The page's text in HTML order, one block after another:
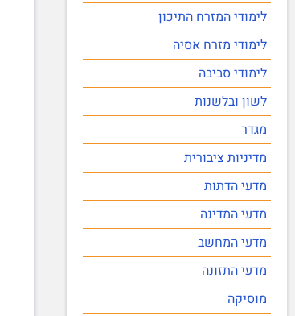
לימודי המזרח התיכון
לימודי מזרח אסיה
לימודי סביבה
לשון ובלשנות
מגדר
מדיניות ציבורית
מדעי הדתות
מדעי המדינה
מדעי המחשב
מדעי התזונה
מוסיקה